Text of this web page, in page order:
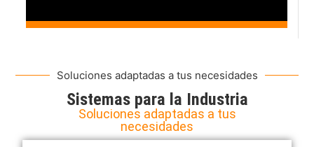
Soluciones adaptadas a tus necesidades
Sistemas para la Industria
Soluciones adaptadas a tus
necesidades